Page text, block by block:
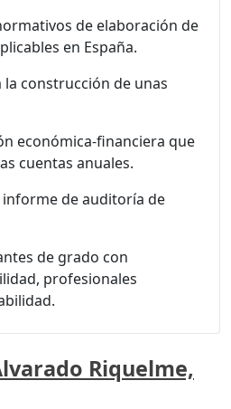
de elaboración de
en España.
la construcción de unas
económica-financiera que
cuentas anuales.
informe de auditoría de
de grado con
profesionales
Riquelme,